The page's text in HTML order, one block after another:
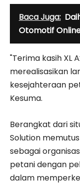
Baca Juga:
Otomotif
"Terima kasih XL
merealisasikan
kesejahteraan
Kesuma.
Berangkat dari
Solution
sebagai
petani dengan
dalam